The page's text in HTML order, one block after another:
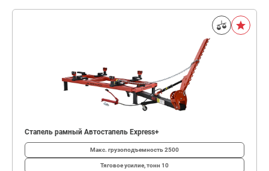
Стапель рамный Автостапель Express+
Макс. грузоподъемность2500
Тяговое усилие, тонн 10